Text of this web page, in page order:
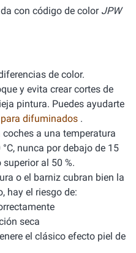
con código de color JPW
de color.
y evita crear cortes de
pintura. Puedes ayudarte
difuminados .
a una temperatura
nunca por debajo de 15
superior al 50 %.
o el barniz cubran bien la
hay el riesgo de:
seca
el clásico efecto piel de